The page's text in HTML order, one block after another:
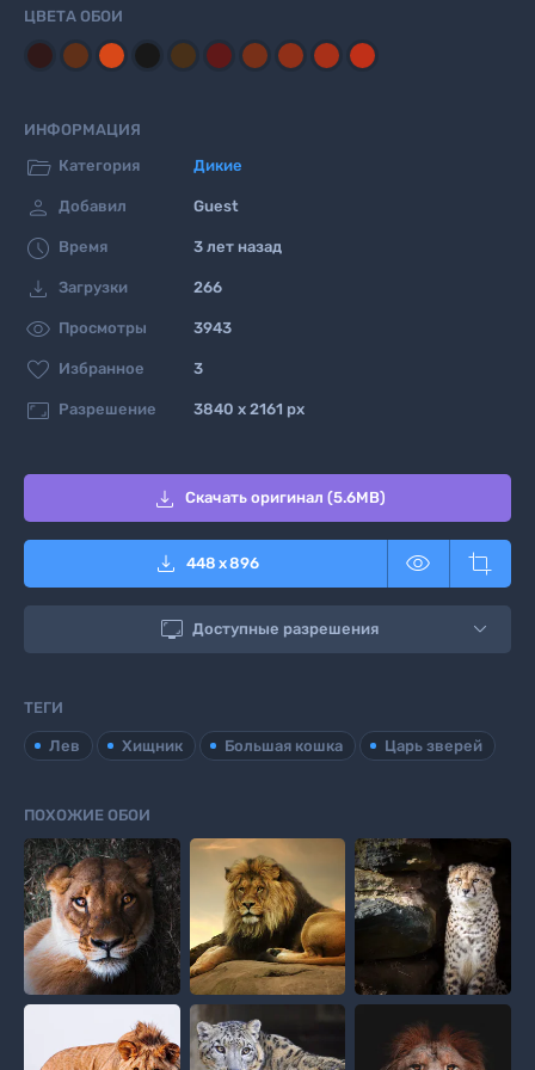
ЦВЕТА ОБОИ
ИНФОРМАЦИЯ
 Категория Дикие
 Добавил Guest
 Время 3 лет назад
 Загрузки 266
 Просмотры 3943
 Избранное 3
 Разрешение 3840 x 2161 px
 Скачать оригинал (5.6MB)
 448 x896  
 Доступные разрешения
ТЕГИ
Лев Хищник Большая кошка Царь зверей
ПОХОЖИЕ ОБОИ